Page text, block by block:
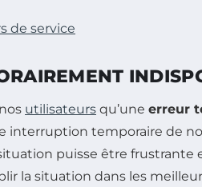
de service
utilisateurs qu’une erreur
interruption temporaire de
puisse être frustrante
la situation dans les